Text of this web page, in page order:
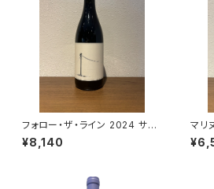
フォロー・ザ・ライン 2024 サヴ
ェージ 赤ワイン 南アフリカ サン
ソー 750ml
¥8,140
マリ
南ア
ml